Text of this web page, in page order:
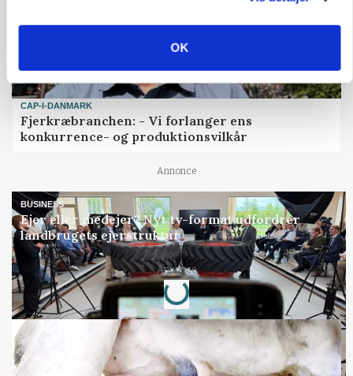
OK
CAP-I-DANMARK
Fjerkræbranchen: - Vi forlanger ens
konkurrence- og produktionsvilkår
Annonce
BUSINESS
Ejer eller medejer? Nyt tv-format udfordrer
landbrugets ejerstruktur
Annonce
Loading...